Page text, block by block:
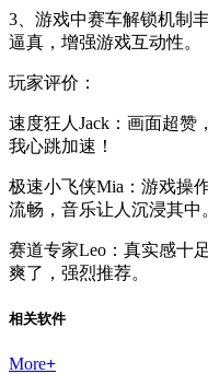
3、游戏中赛车解锁机制
逼真，增强游戏互动性。
玩家评价：
速度狂人Jack：画面超赞
我心跳加速！
极速小飞侠Mia：游戏操
流畅，音乐让人沉浸其中
赛道专家Leo：真实感十
爽了，强烈推荐。
相关软件
More+